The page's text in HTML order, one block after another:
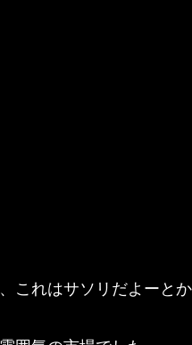
これはサソリだよーとか